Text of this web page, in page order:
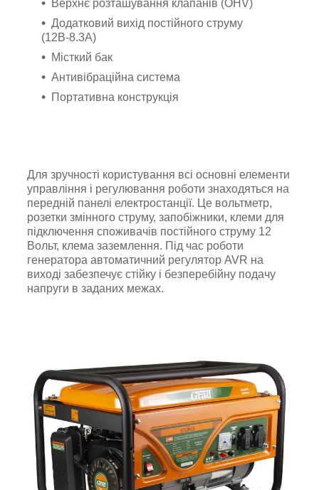
Верхнє розташування клапанів (OHV)
Додатковий вихід постійного струму
(12В-8.3А)
Місткий бак
Антивібраційна система
Портативна конструкція
Для зручності користування всі основні елементи
управління і регулювання роботи знаходяться на
передній панелі електростанції. Це вольтметр,
розетки змінного струму, запобіжники, клеми для
підключення споживачів постійного струму 12
Вольт, клема заземлення. Під час роботи
генератора автоматичний регулятор AVR на
виході забезпечує стійку і безперебійну подачу
напруги в заданих межах.